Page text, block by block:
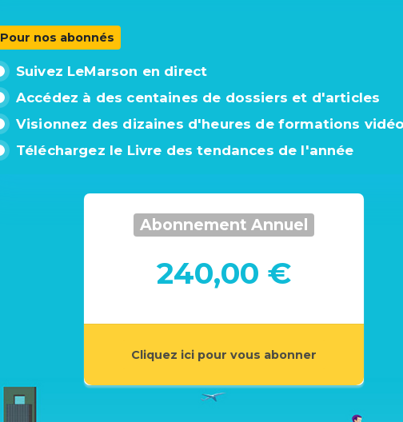
Pour nos abonnés
Suivez LeMarson en direct
Accédez à des centaines de dossiers et d'articles
Visionnez des dizaines d'heures de formations
Téléchargez le Livre des tendances de l'année
Abonnement Annuel
240,00 €
Cliquez ici pour vous abonner